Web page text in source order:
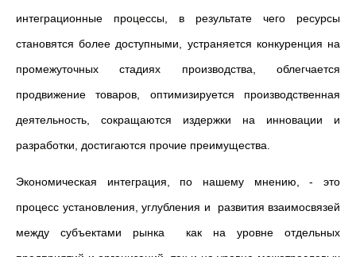
интеграционные процессы, в результате чего ресурсы
становятся более доступными, устраняется конкуренция на
промежуточных стадиях производства, облегчается
продвижение товаров, оптимизируется производственная
деятельность, сокращаются издержки на инновации и
разработки, достигаются прочие преимущества.
Экономическая интеграция, по нашему мнению, - это
процесс установления, углубления и развития взаимосвязей
между субъектами рынка как на уровне отдельных